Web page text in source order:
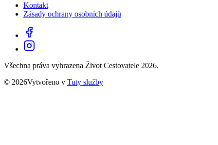
Kontakt
Zásady ochrany osobních údajů
Všechna práva vyhrazena Život Cestovatele 2026.
© 2026Vytvořeno v Tuty služby